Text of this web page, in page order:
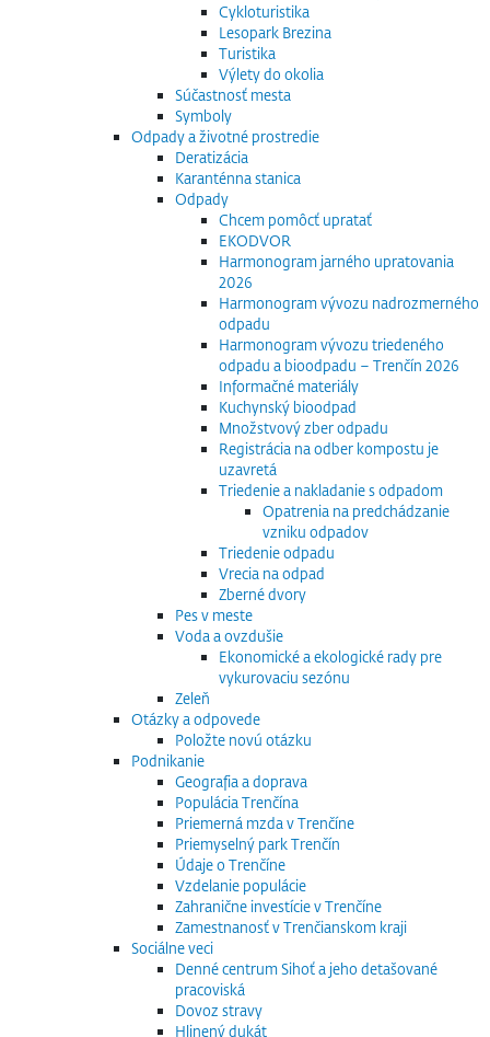
Cykloturistika
Lesopark Brezina
Turistika
Výlety do okolia
Súčastnosť mesta
Symboly
Odpady a životné prostredie
Deratizácia
Karanténna stanica
Odpady
Chcem pomôcť upratať
EKODVOR
Harmonogram jarného upratovania
2026
Harmonogram vývozu nadrozmerného
odpadu
Harmonogram vývozu triedeného
odpadu a bioodpadu – Trenčín 2026
Informačné materiály
Kuchynský bioodpad
Množstvový zber odpadu
Registrácia na odber kompostu je
uzavretá
Triedenie a nakladanie s odpadom
Opatrenia na predchádzanie
vzniku odpadov
Triedenie odpadu
Vrecia na odpad
Zberné dvory
Pes v meste
Voda a ovzdušie
Ekonomické a ekologické rady pre
vykurovaciu sezónu
Zeleň
Otázky a odpovede
Položte novú otázku
Podnikanie
Geografia a doprava
Populácia Trenčína
Priemerná mzda v Trenčíne
Priemyselný park Trenčín
Údaje o Trenčíne
Vzdelanie populácie
Zahranične investície v Trenčíne
Zamestnanosť v Trenčianskom kraji
Sociálne veci
Denné centrum Sihoť a jeho detašované
pracoviská
Dovoz stravy
Hlinený dukát